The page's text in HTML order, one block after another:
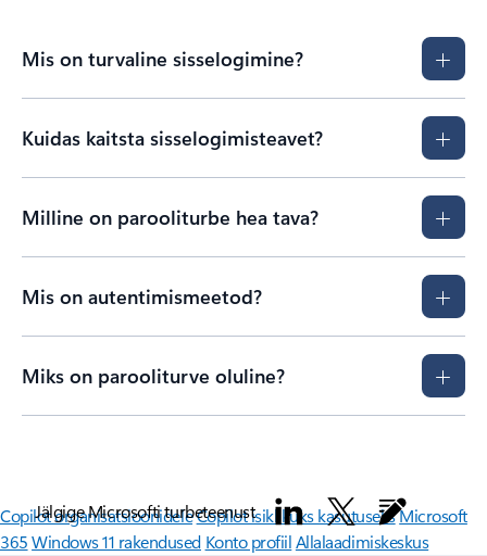
Mis on turvaline sisselogimine?
Kuidas kaitsta sisselogimisteavet?
Milline on parooliturbe hea tava?
Mis on autentimismeetod?
Miks on parooliturve oluline?
Jälgige Microsofti turbeteenust
Copilot organisatsioonideleCopilot isiklikuks kasutuseksMicrosoft
365Windows 11 rakendused Konto profiilAllalaadimiskeskus